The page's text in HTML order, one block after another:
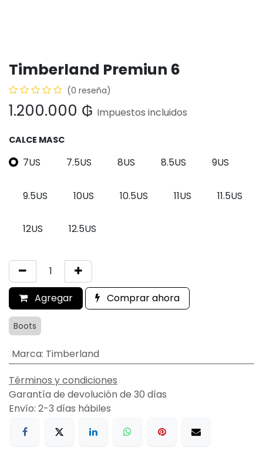
Timberland Premiun 6
(0 reseña)
1.200.000 ₲ Impuestos incluidos
CALCE MASC
7US 7.5US 8US 8.5US 9US
9.5US 10US 10.5US 11US 11.5US
12US 12.5US
Agregar Comprar ahora
Boots
Marca: Timberland
Términos y condiciones
Garantía de devolución de 30 días
Envío: 2-3 días hábiles